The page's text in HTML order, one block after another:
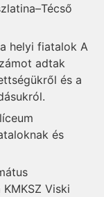
helyi fiatalok A
adtak
és a
és
Viski